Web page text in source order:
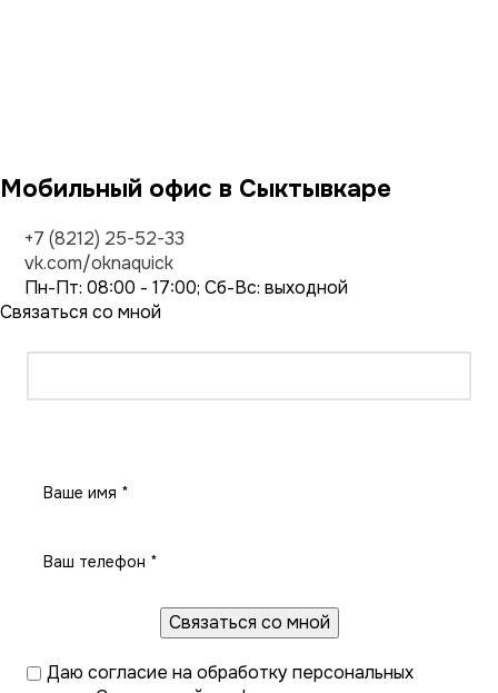
Мобильный офис в Сыктывкаре
+7 (8212) 25-52-33
vk.com/oknaquick
Пн-Пт: 08:00 - 17:00; Сб-Вс: выходной
Связаться со мной
Даю согласие на обработку персональных